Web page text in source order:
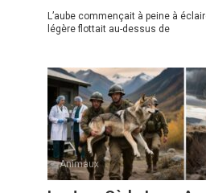
L’aube commençait à peine à
légère flottait au-dessus de
Animaux